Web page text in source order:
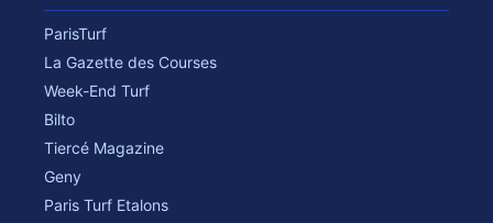
ParisTurf
La Gazette des Courses
Week-End Turf
Bilto
Tiercé Magazine
Geny
Paris Turf Etalons